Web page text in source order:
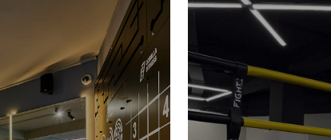
АКАДЕМИЯ
GORILLA CLUB
Клубные карты
Клубные мероприятия
Вакансии
Контакты